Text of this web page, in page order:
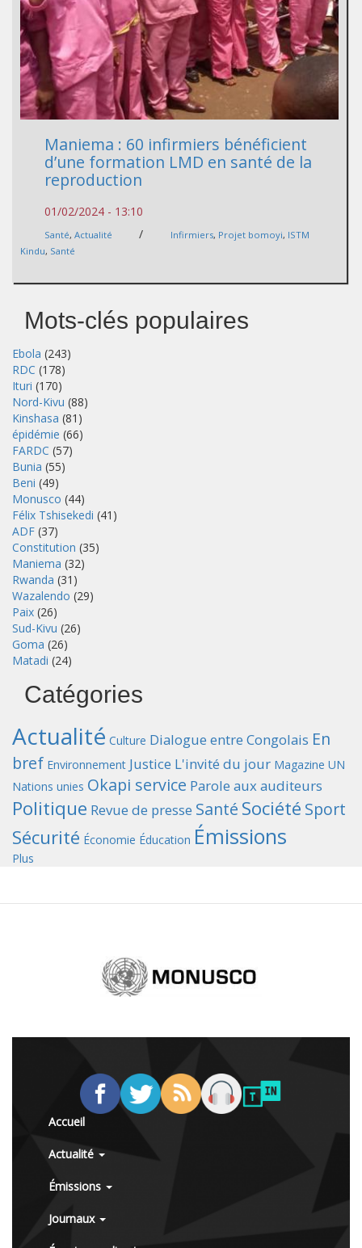
Maniema : 60 infirmiers bénéficient
d’une formation LMD en santé de la
reproduction
01/02/2024 - 13:10
Santé, Actualité / Infirmiers, Projet bomoyi, ISTM
Kindu, Santé
Mots-clés populaires
Ebola (243)
RDC (178)
Ituri (170)
Nord-Kivu (88)
Kinshasa (81)
épidémie (66)
FARDC (57)
Bunia (55)
Beni (49)
Monusco (44)
Félix Tshisekedi (41)
ADF (37)
Constitution (35)
Maniema (32)
Rwanda (31)
Wazalendo (29)
Paix (26)
Sud-Kivu (26)
Goma (26)
Matadi (24)
Catégories
Actualité Culture Dialogue entre Congolais En
bref Environnement Justice L'invité du jour Magazine UN
Nations unies Okapi service Parole aux auditeurs
Politique Revue de presse Santé Société Sport
Sécurité Économie Éducation Émissions
Plus
Accueil
Actualité
Émissions
Journaux